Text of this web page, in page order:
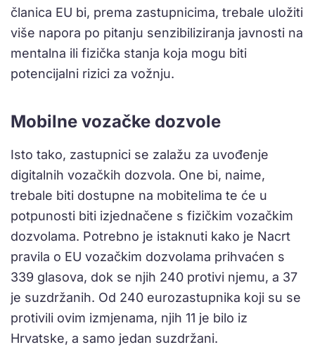
članica EU bi, prema zastupnicima, trebale uložiti
više napora po pitanju senzibiliziranja javnosti na
mentalna ili fizička stanja koja mogu biti
potencijalni rizici za vožnju.
Mobilne vozačke dozvole
Isto tako, zastupnici se zalažu za uvođenje
digitalnih vozačkih dozvola. One bi, naime,
trebale biti dostupne na mobitelima te će u
potpunosti biti izjednačene s fizičkim vozačkim
dozvolama. Potrebno je istaknuti kako je Nacrt
pravila o EU vozačkim dozvolama prihvaćen s
339 glasova, dok se njih 240 protivi njemu, a 37
je suzdržanih. Od 240 eurozastupnika koji su se
protivili ovim izmjenama, njih 11 je bilo iz
Hrvatske, a samo jedan suzdržani.